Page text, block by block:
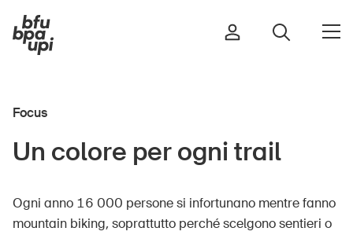
Sport e attività fisica
Edifici e impianti
Focus
Un colore per ogni trail
Ogni anno 16 000 persone si infortunano mentre fanno
mountain biking, soprattutto perché scelgono sentieri o